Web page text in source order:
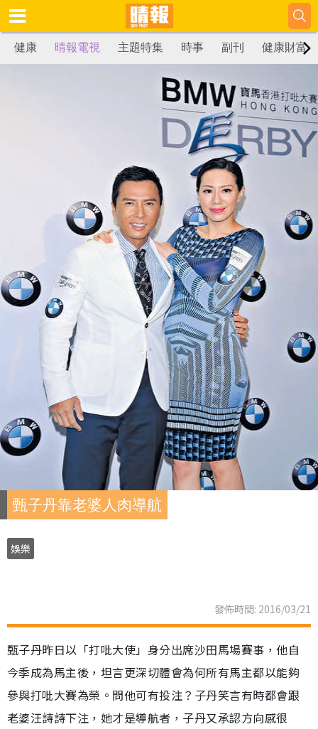
健康 晴報電視 主題特集 時事 副刊 健康財富
甄子丹靠老婆人肉導航
娛樂
發佈時間: 2016/03/21
甄子丹昨日以「打吡大使」身分出席沙田馬場賽事，他自
今季成為馬主後，坦言更深切體會為何所有馬主都以能夠
參與打吡大賽為榮。問他可有投注？子丹笑言有時都會跟
老婆汪詩詩下注，她才是導航者，子丹又承認方向感很